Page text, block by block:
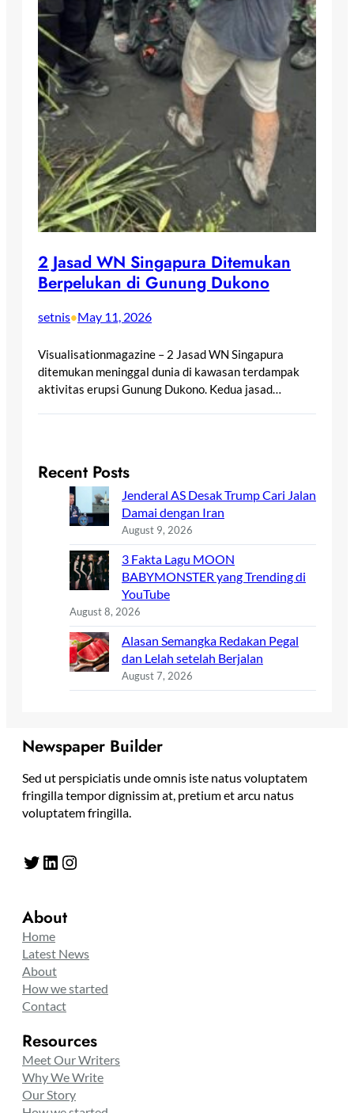
2 Jasad WN Singapura Ditemukan
Berpelukan di Gunung Dukono
setnis•May 11, 2026
Visualisationmagazine – 2 Jasad WN Singapura
ditemukan meninggal dunia di kawasan terdampak
aktivitas erupsi Gunung Dukono. Kedua jasad…
Recent Posts
Jenderal AS Desak Trump Cari Jalan
Damai dengan Iran
August 9, 2026
3 Fakta Lagu MOON
BABYMONSTER yang Trending di
YouTube
August 8, 2026
Alasan Semangka Redakan Pegal
dan Lelah setelah Berjalan
August 7, 2026
Newspaper Builder
Sed ut perspiciatis unde omnis iste natus voluptatem
fringilla tempor dignissim at, pretium et arcu natus
voluptatem fringilla.
Twitter LinkedIn Instagram
About
Home
Latest News
About
How we started
Contact
Resources
Meet Our Writers
Why We Write
Our Story